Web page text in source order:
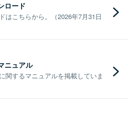
ロード
はこちらから。（2026年7月31日
ニュアル
関するマニュアルを掲載していま